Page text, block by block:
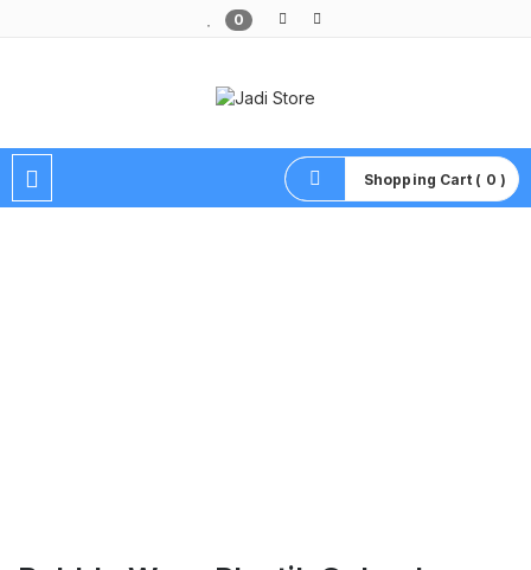
0
Shopping Cart ( 0 )